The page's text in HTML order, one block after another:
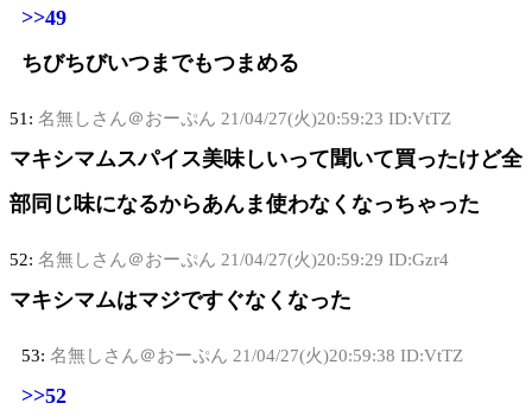
>>49
ちびちびいつまでもつまめる
51: 名無しさん＠おーぷん 21/04/27(火)20:59:23 ID:VtTZ
マキシマムスパイス美味しいって聞いて買ったけど全
部同じ味になるからあんま使わなくなっちゃった
52: 名無しさん＠おーぷん 21/04/27(火)20:59:29 ID:Gzr4
マキシマムはマジですぐなくなった
53: 名無しさん＠おーぷん 21/04/27(火)20:59:38 ID:VtTZ
>>52